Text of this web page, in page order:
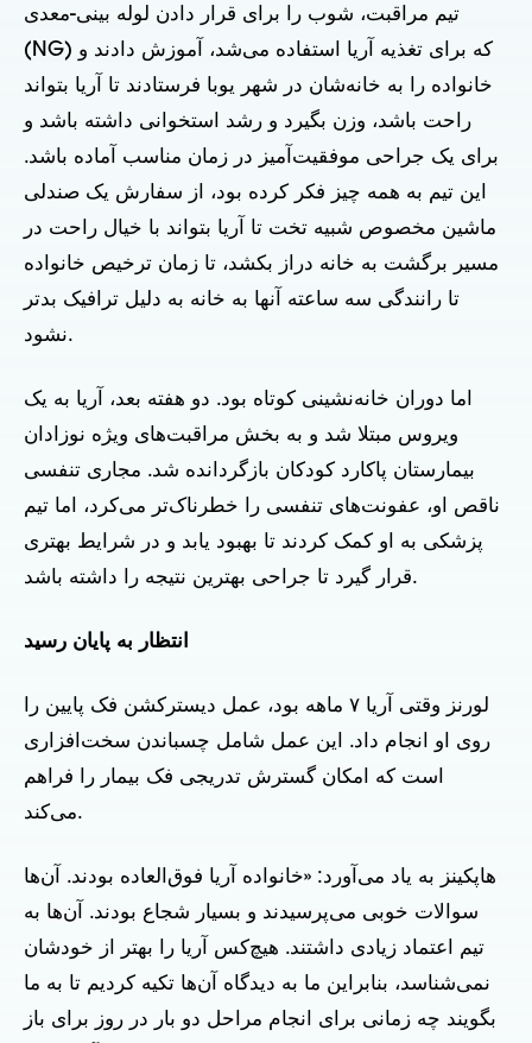
تیم مراقبت، شوب را برای قرار دادن لوله بینی-معدی
(NG) که برای تغذیه آریا استفاده می‌شد، آموزش دادند و
خانواده را به خانه‌شان در شهر یوبا فرستادند تا آریا بتواند
راحت باشد، وزن بگیرد و رشد استخوانی داشته باشد و
برای یک جراحی موفقیت‌آمیز در زمان مناسب آماده باشد.
این تیم به همه چیز فکر کرده بود، از سفارش یک صندلی
ماشین مخصوص شبیه تخت تا آریا بتواند با خیال راحت در
مسیر برگشت به خانه دراز بکشد، تا زمان ترخیص خانواده
تا رانندگی سه ساعته آنها به خانه به دلیل ترافیک بدتر
نشود.
اما دوران خانه‌نشینی کوتاه بود. دو هفته بعد، آریا به یک
ویروس مبتلا شد و به بخش مراقبت‌های ویژه نوزادان
بیمارستان پاکارد کودکان بازگردانده شد. مجاری تنفسی
ناقص او، عفونت‌های تنفسی را خطرناک‌تر می‌کرد، اما تیم
پزشکی به او کمک کردند تا بهبود یابد و در شرایط بهتری
قرار گیرد تا جراحی بهترین نتیجه را داشته باشد.
انتظار به پایان رسید
لورنز وقتی آریا ۷ ماهه بود، عمل دیسترکشن فک پایین را
روی او انجام داد. این عمل شامل چسباندن سخت‌افزاری
است که امکان گسترش تدریجی فک بیمار را فراهم
می‌کند.
هاپکینز به یاد می‌آورد: «خانواده آریا فوق‌العاده بودند. آن‌ها
سوالات خوبی می‌پرسیدند و بسیار شجاع بودند. آن‌ها به
تیم اعتماد زیادی داشتند. هیچ‌کس آریا را بهتر از خودشان
نمی‌شناسد، بنابراین ما به دیدگاه آن‌ها تکیه کردیم تا به ما
بگویند چه زمانی برای انجام مراحل دو بار در روز برای باز